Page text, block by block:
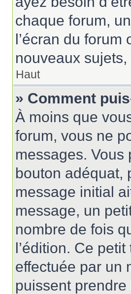
chaque forum,
l’écran du
nouveaux
Haut
» Comment
À moins que
forum, vous ne
messages.
bouton adéquat,
message initial
message, un
nombre de fois
l’édition. Ce petit
effectuée par un
puissent